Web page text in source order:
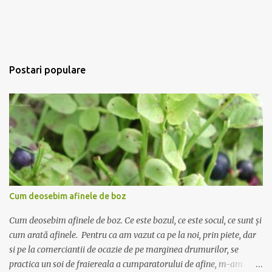
Postari populare
Cum deosebim afinele de boz
Cum deosebim afinele de boz. Ce este bozul, ce este socul, ce sunt și
cum arată afinele. Pentru ca am vazut ca pe la noi, prin piete, dar
si pe la comerciantii de ocazie de pe marginea drumurilor, se
practica un soi de fraiereala a cumparatorului de afine, m-am